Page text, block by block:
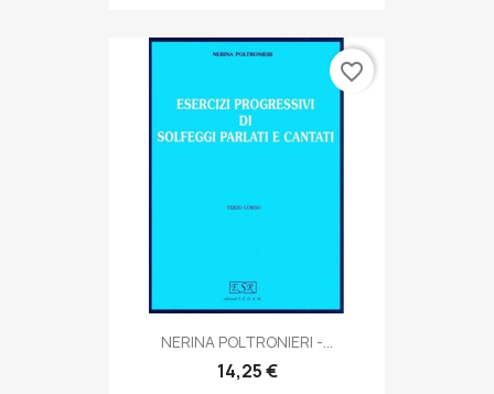
NERINA POLTRONIERI -...
14,25 €
favorite_border